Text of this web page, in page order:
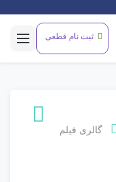
ثبت نام قطعی
گالری فیلم